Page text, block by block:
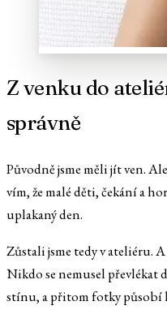
Z venku do
správně
Původně jsme měli jít ven.
vím, že malé děti, čekání a
uplakaný den.
Zůstali jsme tedy v ateliéru.
Nikdo se nemusel
stínu, a přitom fotky působí